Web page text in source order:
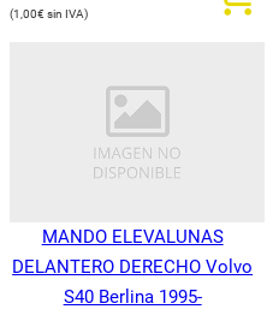
1,00€
MANDO ELEVALUNAS
DELANTERO DERECHO Volvo
S40 Berlina 1995-